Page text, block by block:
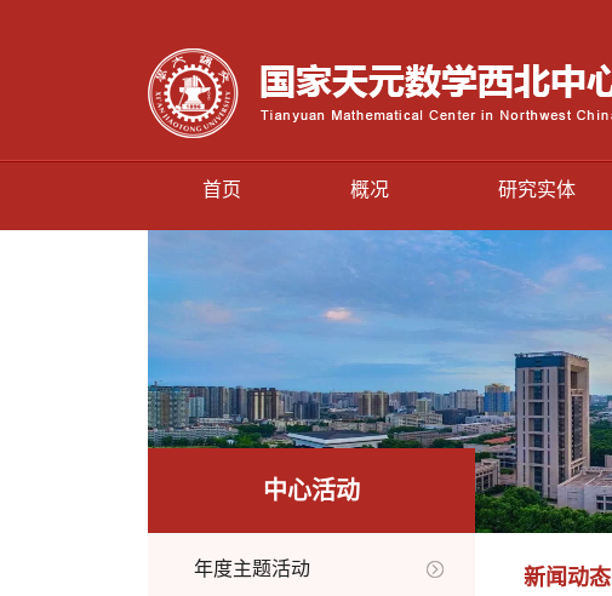
首页 概况 研究实体
中心活动
年度主题活动 新闻动态